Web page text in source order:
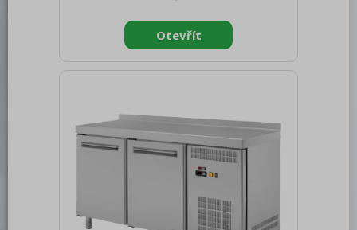
spotřebiče: Elektrické zařízení Příkon
elektrický [kW]: 0.208 Napájení: 230 V /
1N - 50 Hz Energetická třída: B Chladivo:
barva zařízení: Nerezové Min teplota
okolí [°C]: 18 Max. teplota o